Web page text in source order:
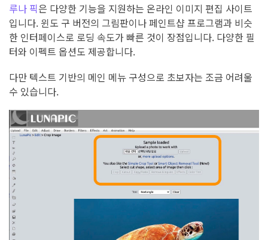
루나 픽은 다양한 기능을 지원하는 온라인 이미지 편집 사이트
입니다. 윈도 구 버전의 그림판이나 페인트샵 프로그램과 비슷
한 인터페이스로 로딩 속도가 빠른 것이 장점입니다. 다양한 필
터와 이펙트 옵션도 제공합니다.
다만 텍스트 기반의 메인 메뉴 구성으로 초보자는 조금 어려울
수 있습니다.